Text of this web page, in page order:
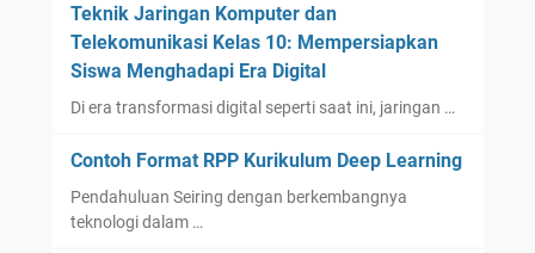
Teknik Jaringan Komputer dan
Telekomunikasi Kelas 10: Mempersiapkan
Siswa Menghadapi Era Digital
Di era transformasi digital seperti saat ini, jaringan …
Contoh Format RPP Kurikulum Deep Learning
Pendahuluan Seiring dengan berkembangnya
teknologi dalam …